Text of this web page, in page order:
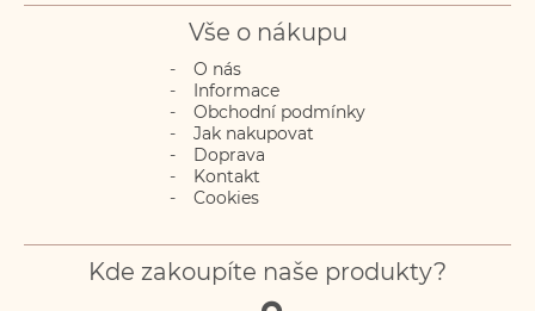
Vše o nákupu
O nás
Informace
Obchodní podmínky
Jak nakupovat
Doprava
Kontakt
Cookies
Kde zakoupíte naše produkty?